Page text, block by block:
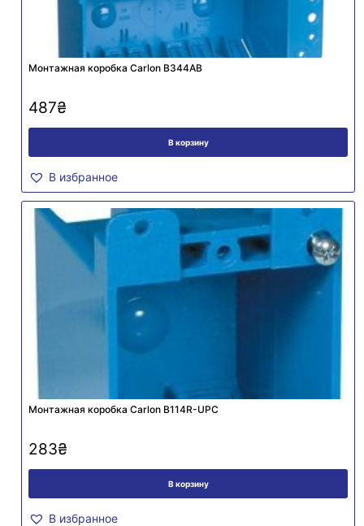
Монтажная коробка Carlon B344AB
487₴
В корзину
В избранное
Монтажная коробка Carlon B114R-UPC
283₴
В корзину
В избранное